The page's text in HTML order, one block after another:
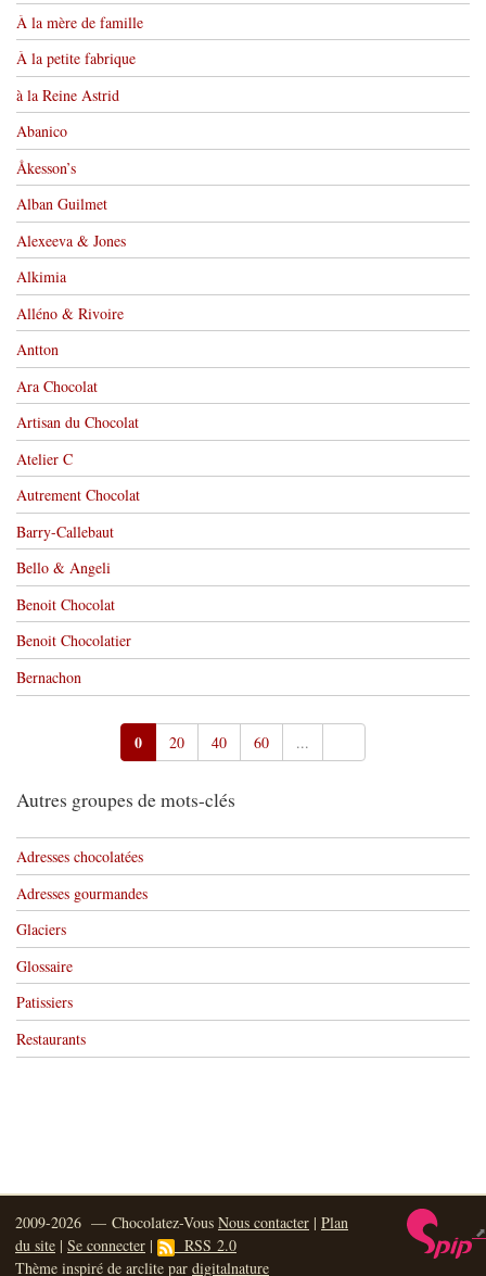
À la mère de famille
À la petite fabrique
à la Reine Astrid
Abanico
Åkesson’s
Alban Guilmet
Alexeeva & Jones
Alkimia
Alléno & Rivoire
Antton
Ara Chocolat
Artisan du Chocolat
Atelier C
Autrement Chocolat
Barry-Callebaut
Bello & Angeli
Benoit Chocolat
Benoit Chocolatier
Bernachon
0 20 40 60 ...
Autres groupes de mots-clés
Adresses chocolatées
Adresses gourmandes
Glaciers
Glossaire
Patissiers
Restaurants
2009-2026 — Chocolatez-Vous Nous contacter | Plan
du site | Se connecter |
RSS 2.0
Thème inspiré de arclite par digitalnature